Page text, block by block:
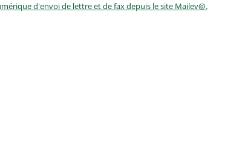
d'envoi de lettre et de fax depuis le site Mailev@.